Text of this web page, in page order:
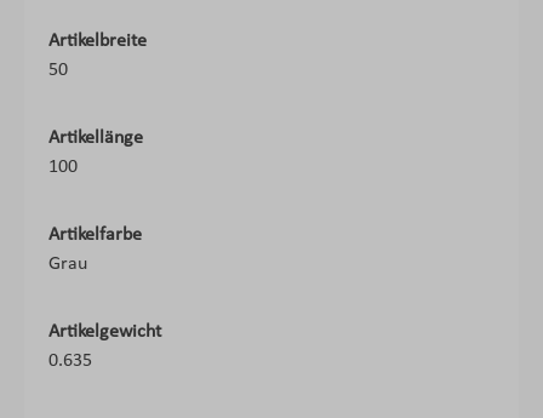
Artikelbreite
50
Artikellänge
100
Artikelfarbe
Grau
Artikelgewicht
0.635